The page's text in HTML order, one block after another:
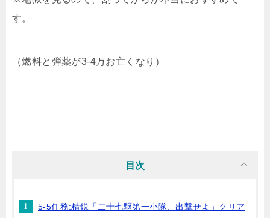
す。
（燃料と弾薬が3-4万お亡くなり）
目次
5-5任務:精鋭「二十七駆第一小隊、出撃せよ」クリア